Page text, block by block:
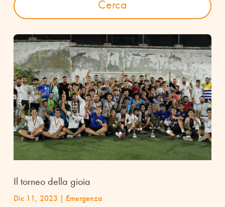
Il torneo della gioia
Dic 11, 2023 | Emergenza